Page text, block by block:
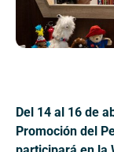
Del 14 al 16 de
Promoción del